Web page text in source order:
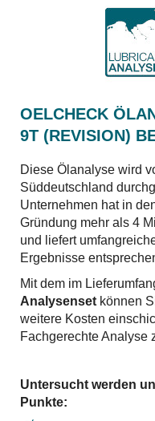
OELCHECK
9T (REVISION)
Diese Ölanalyse wird
Süddeutschland
Unternehmen hat in
Gründung mehr als 4
und liefert
Ergebnisse
Mit dem im
Analysenset können
weitere Kosten
Fachgerechte Analyse
Untersucht werden
Punkte: